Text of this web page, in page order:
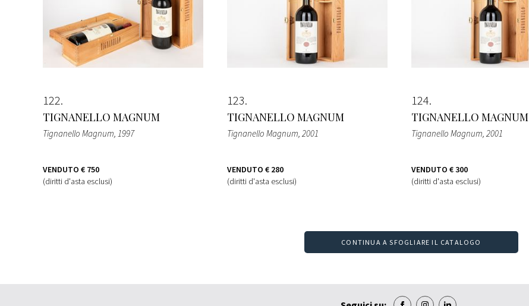
122
TIGNANELLO MAGNUM
Tignanello Magnum, 1997
VENDUTO € 750
(diritti d'asta esclusi)
123
TIGNANELLO MAGNUM
Tignanello Magnum, 2001
VENDUTO € 280
(diritti d'asta esclusi)
124
TIGNANELLO MAGNUM
Tignanello Magnum, 2001
VENDUTO € 300
(diritti d'asta esclusi)
CONTINUA A SFOGLIARE IL CATALOGO